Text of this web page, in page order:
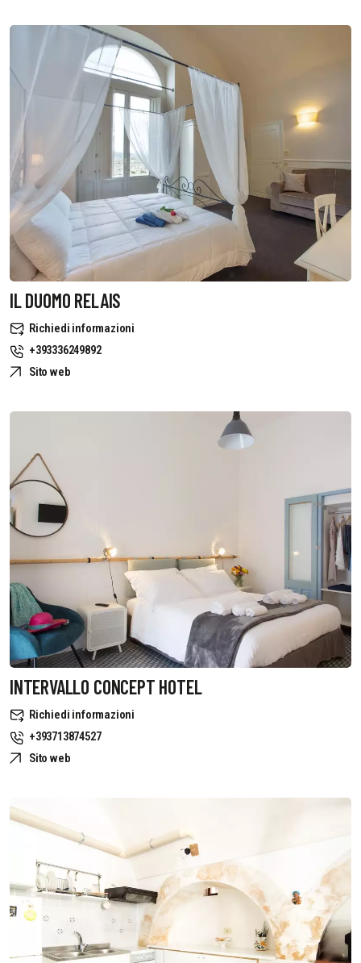
IL DUOMO RELAIS
Richiedi informazioni
+393336249892
Sito web
INTERVALLO CONCEPT HOTEL
Richiedi informazioni
+393713874527
Sito web